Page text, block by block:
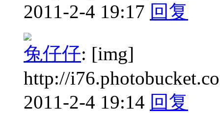
2011-2-4 19:17 回复
兔仔仔: [img]
http://
2011-2-4 19:14 回复